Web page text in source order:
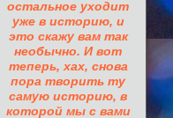
остальное уходит
уже в историю, и
это скажу вам так
необычно. И вот
теперь, хах, снова
пора творить ту
самую историю, в
которой мы с вами